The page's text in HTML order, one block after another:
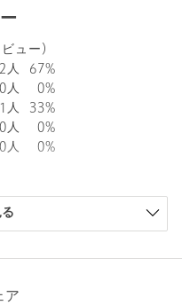
ツ / カットソー
ュー)
2人
67%
0人
0%
1人
33%
0人
0%
0人
0%
ア